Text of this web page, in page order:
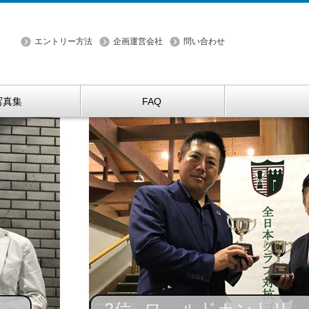
エントリー方法 企画運営会社 問い合わせ
真集 FAQ